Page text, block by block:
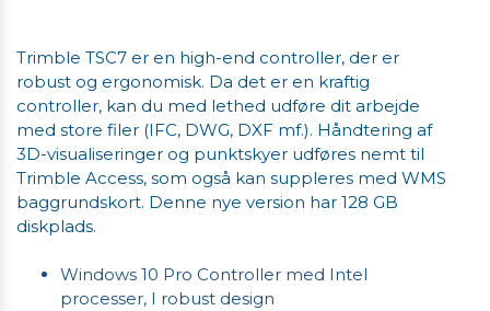
Trimble TSC7 er en high-end controller, der er
robust og ergonomisk. Da det er en kraftig
controller, kan du med lethed udføre dit arbejde
med store filer (IFC, DWG, DXF mf.). Håndtering af
3D-visualiseringer og punktskyer udføres nemt til
Trimble Access, som også kan suppleres med WMS
baggrundskort. Denne nye version har 128 GB
diskplads.
Windows 10 Pro Controller med Intel
processer, I robust design